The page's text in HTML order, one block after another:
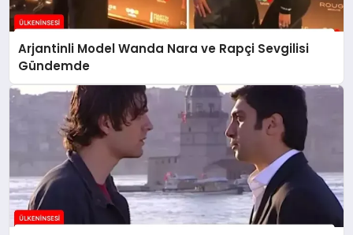
Arjantinli Model Wanda Nara ve Rapçi Sevgilisi
Gündemde